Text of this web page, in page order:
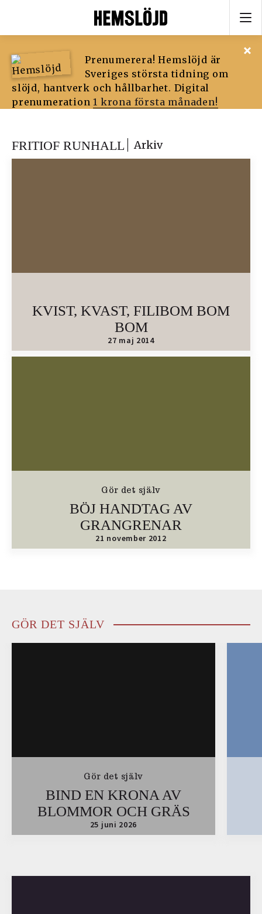
Prenumerera! Hemslöjd är
Sveriges största tidning om
slöjd, hantverk och hållbarhet. Digital
prenumeration1 krona första månaden!
FRITIOF RUNHALL Arkiv
KVIST, KVAST, FILIBOM BOM
BOM
27 maj 2014
Gör det själv
BÖJ HANDTAG AV
GRANGRENAR
21 november 2012
GÖR DET SJÄLV
Gör det själv
BIND EN KRONA AV
BLOMMOR OCH GRÄS
25 juni 2026